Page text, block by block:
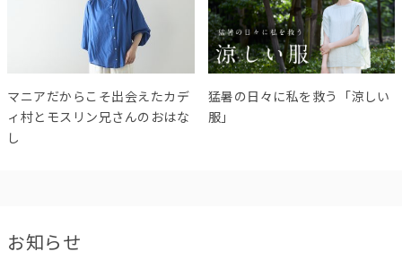
マニアだからこそ出会えたカデ
ィ村とモスリン兄さんのおはな
し
猛暑の日々に私を救う「涼しい
服」
お知らせ